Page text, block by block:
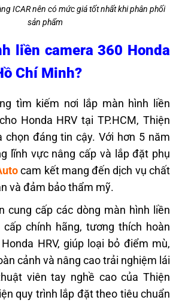
ICAR nên có mức giá tốt nhất khi phân phối
sản phẩm
liền camera 360 Honda
Chí Minh?
tìm kiếm nơi lắp màn hình liền
Honda HRV tại TP.HCM, Thiện
chọn đáng tin cậy. Với hơn 5 năm
lĩnh vực nâng cấp và lắp đặt phụ
cam kết mang đến dịch vụ chất
và đảm bảo thẩm mỹ.
cung cấp các dòng màn hình liền
chính hãng, tương thích hoàn
HRV, giúp loại bỏ điểm mù,
cảnh và nâng cao trải nghiệm lái
viên tay nghề cao của Thiện
quy trình lắp đặt theo tiêu chuẩn